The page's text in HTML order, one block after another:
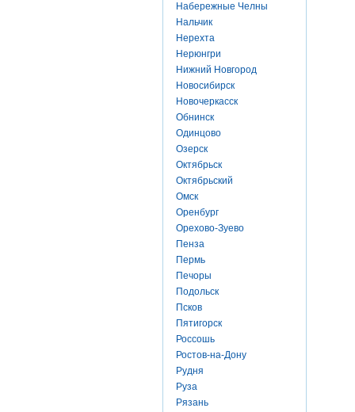
Набережные Челны
Нальчик
Нерехта
Нерюнгри
Нижний Новгород
Новосибирск
Новочеркасск
Обнинск
Одинцово
Озерск
Октябрьск
Октябрьский
Омск
Оренбург
Орехово-Зуево
Пенза
Пермь
Печоры
Подольск
Псков
Пятигорск
Россошь
Ростов-на-Дону
Рудня
Руза
Рязань